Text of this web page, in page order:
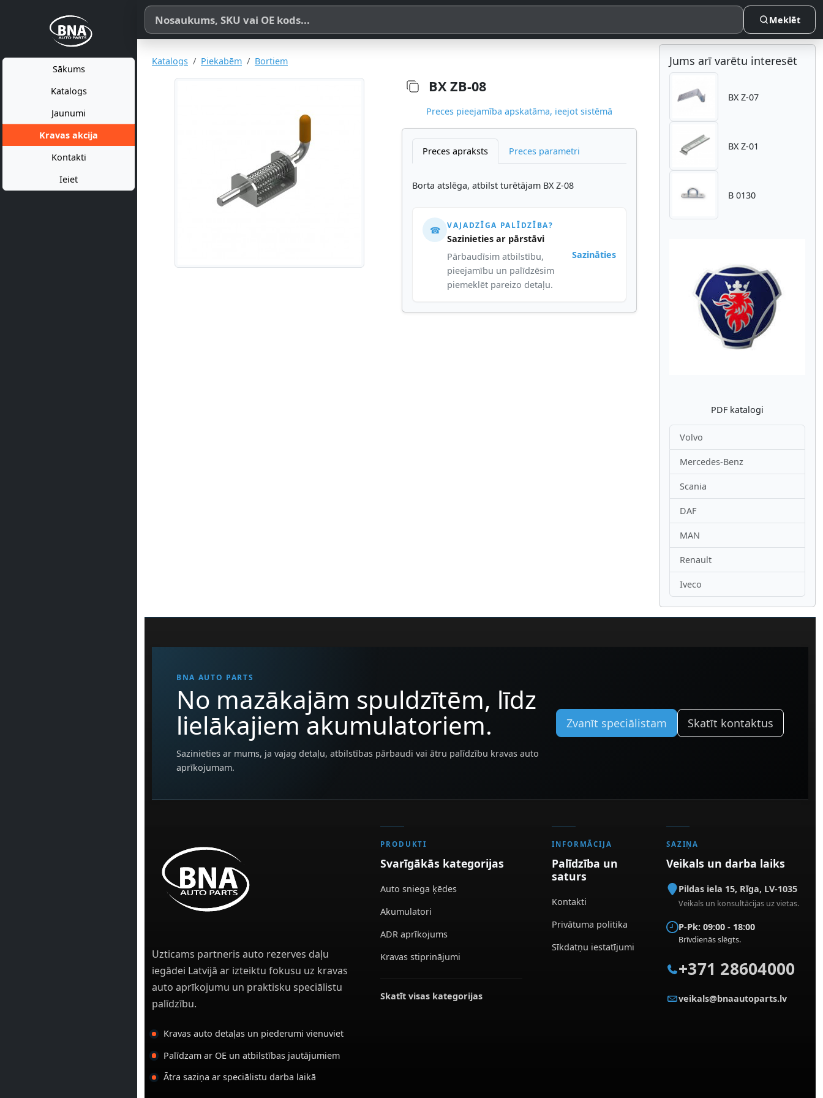
Sākums
Katalogs
Jaunumi
Kravas akcija
Kontakti
Ieiet
Meklēt pēc produkta nosaukuma, SKU vai OE koda
Meklēt
Katalogs Piekabēm Bortiem
BX ZB-08
Preces pieejamība apskatāma, ieejot sistēmā
Preces apraksts Preces parametri
Borta atslēga, atbilst turētājam BX Z-08
☎ VAJADZĪGA PALĪDZĪBA?
Sazinieties ar pārstāvi
Pārbaudīsim atbilstību,
pieejamību un palīdzēsim
piemeklēt pareizo detaļu.
Sazināties
Jums arī varētu interesēt
BX Z-07
BX Z-01
B 0130
Atpakaļ
PDF katalogi
Volvo
Mercedes-Benz
Scania
DAF
MAN
Renault
Iveco
BNA AUTO PARTS
No mazākajām spuldzītēm, līdz
lielākajiem akumulatoriem.
Sazinieties ar mums, ja vajag detaļu, atbilstības pārbaudi vai ātru palīdzību kravas auto
aprīkojumam.
Zvanīt speciālistam Skatīt kontaktus
Uzticams partneris auto rezerves daļu
iegādei Latvijā ar izteiktu fokusu uz kravas
auto aprīkojumu un praktisku speciālistu
palīdzību.
Kravas auto detaļas un piederumi vienuviet
Palīdzam ar OE un atbilstības jautājumiem
Ātra saziņa ar speciālistu darba laikā
PRODUKTI
Svarīgākās kategorijas
Auto sniega ķēdes
Akumulatori
ADR aprīkojums
Kravas stiprinājumi
Skatīt visas kategorijas
INFORMĀCIJA
Palīdzība un
saturs
Kontakti
Privātuma politika
Sīkdatņu iestatījumi
SAZIŅA
Veikals un darba laiks
Pildas iela 15, Rīga, LV-1035
Veikals un konsultācijas uz vietas.
P-Pk: 09:00 - 18:00
Brīvdienās slēgts.
+371 28604000
veikals@bnaautoparts.lv